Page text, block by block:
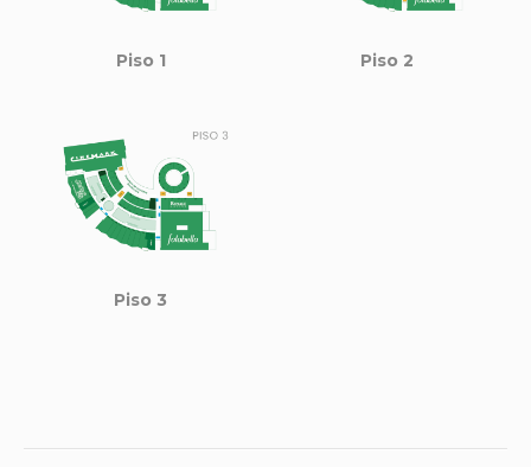
Piso 1 Piso 2
Piso 3